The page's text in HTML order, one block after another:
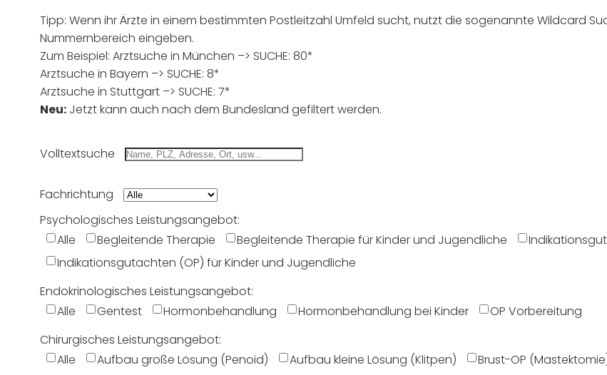
Tipp: Wenn ihr Ärzte in einem bestimmten Postleitzahl Umfeld sucht, nutzt die sogenannte Wildcard
Nummernbereich eingeben.
Zum Beispiel: Arztsuche in München –> SUCHE: 80*
Arztsuche in Bayern –> SUCHE: 8*
Arztsuche in Stuttgart –> SUCHE: 7*
Neu: Jetzt kann auch nach dem Bundesland gefiltert werden.
Volltextsuche
Fachrichtung
Psychologisches Leistungsangebot:
Psychologisches
Leistungsangebot:
Alle Begleitende Therapie Begleitende Therapie für Kinder und Jugendliche
Indikationsgutachten (OP) für Kinder und Jugendliche
Endokrinologisches Leistungsangebot:
Endokrinologisches
Leistungsangebot:
Alle Gentest Hormonbehandlung Hormonbehandlung bei Kinder
OP Vorbereitung
Chirurgisches Leistungsangebot:
Chirurgisches
Alle Aufbau große Lösung (Penoid) Aufbau kleine Lösung (Klitpen) Brust-OP